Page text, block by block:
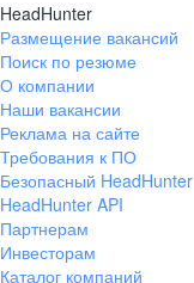
HeadHunter
Размещение вакансий
Поиск по резюме
О компании
Наши вакансии
Реклама на сайте
Требования к ПО
Безопасный HeadHunter
HeadHunter API
Партнерам
Инвесторам
Каталог компаний